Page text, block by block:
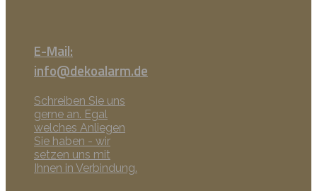
E-Mail:
info@dekoalarm.de
Schreiben Sie uns
gerne an. Egal
welches Anliegen
Sie haben - wir
setzen uns mit
Ihnen in Verbindung.